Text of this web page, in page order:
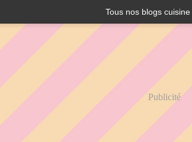
Tous nos blogs cuisine
Publicité